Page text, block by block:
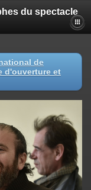
du spectacle
de
d'ouverture et